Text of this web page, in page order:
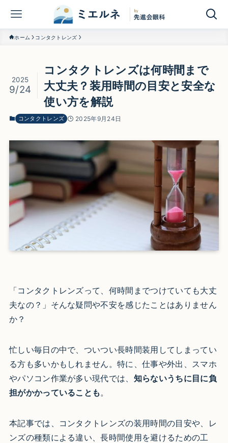
ホーム コンタクトレンズ
コンタクトレンズは何時間まで
大丈夫？装用時間の目安と安全な
使い方を解説
2025
9/24
コンタクトレンズ 2025年9月24日
「コンタクトレンズって、何時間までつけていても大丈
夫なの？」そんな疑問や不安を感じたことはありません
か？
忙しい毎日の中で、ついつい長時間装用してしまってい
る方も多いかもしれません。特に、仕事や外出、スマホ
やパソコン作業が多い現代では、 知らないうちに目に負
担がかかっていることも 。
本記事では、コンタクトレンズの装用時間の目安や、レ
ンズの種類による違い、長時間使用を避けるための工